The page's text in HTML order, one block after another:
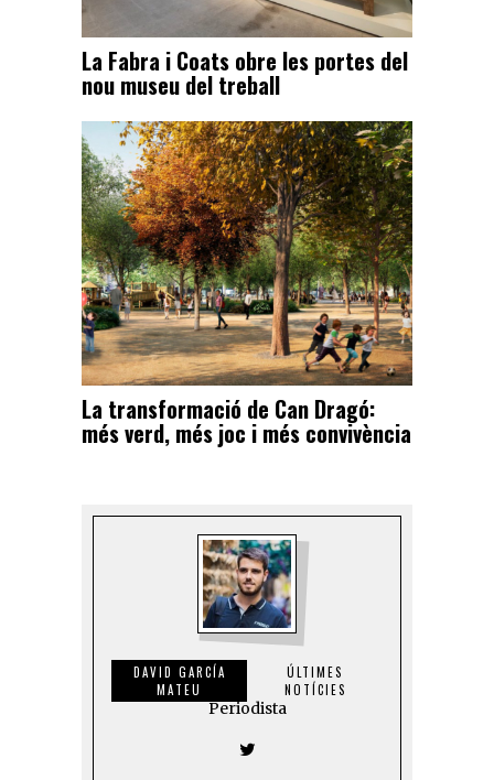
La Fabra i Coats obre les portes del
nou museu del treball
La transformació de Can Dragó:
més verd, més joc i més convivència
DAVID GARCÍA
MATEU
ÚLTIMES
NOTÍCIES
Periodista